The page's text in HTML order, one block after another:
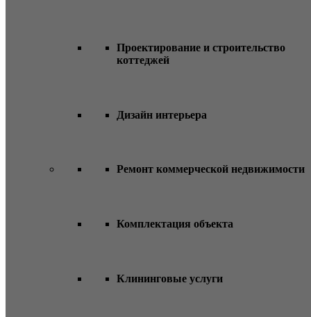
Проектирование и строительство
коттеджей
Дизайн интерьера
Ремонт коммерческой недвижимости
Комплектация объекта
Клининговые услуги